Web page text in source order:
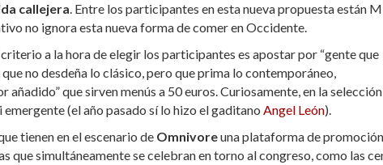
callejera. Entre los participantes en esta nueva propuesta están
no ignora esta nueva forma de comer en Occidente.
a la hora de elegir los participantes es apostar por “gente que
no desdeña lo clásico, pero que prima lo contemporáneo,
añadido” que sirven menús a 50 euros. Curiosamente, en la
(el año pasado sí lo hizo el gaditano Angel León).
tienen en el escenario de Omnivoreuna plataforma de promoción
que simultáneamente se celebran en torno al congreso, como las